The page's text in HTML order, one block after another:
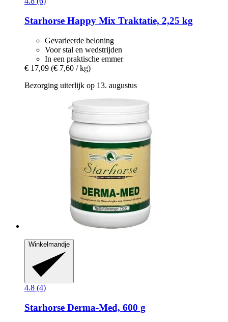
Starhorse Happy Mix Traktatie, 2,25 kg
Gevarieerde beloning
Voor stal en wedstrijden
In een praktische emmer
€ 17,09 (€ 7,60 / kg)
Bezorging uiterlijk op 13. augustus
Winkelmandje
4.8 (4)
Starhorse Derma-​Med, 600 g